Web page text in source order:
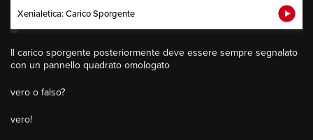
Xenialetica: Carico Sporgente
Il carico sporgente posteriormente deve essere sempre segnalato
con un pannello quadrato omologato
vero o falso?
vero!